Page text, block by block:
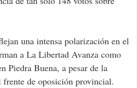
una intensa polarización en el
a La Libertad Avanza como
Piedra Buena, a pesar de la
frente de oposición provincial.